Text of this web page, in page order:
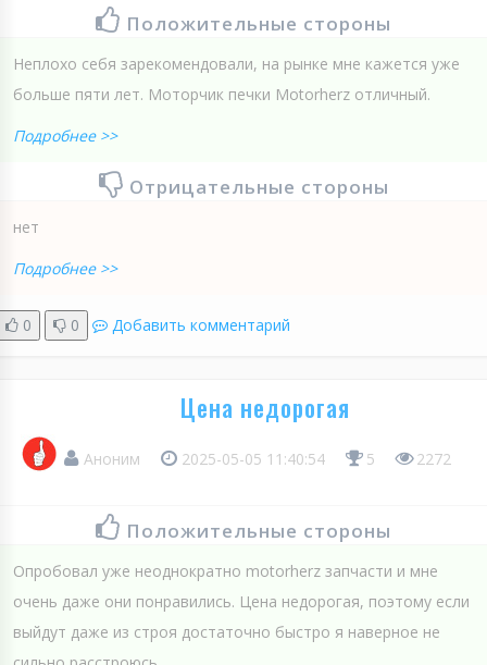
Положительные стороны
Неплохо себя зарекомендовали, на рынке мне кажется уже
больше пяти лет. Моторчик печки Motorherz отличный.
Подробнее >>
Отрицательные стороны
нет
Подробнее >>
0 0 Добавить комментарий
Цена недорогая
Аноним 2025-05-05 11:40:54 5 2272
Положительные стороны
Опробовал уже неоднократно motorherz запчасти и мне
очень даже они понравились. Цена недорогая, поэтому если
выйдут даже из строя достаточно быстро я наверное не